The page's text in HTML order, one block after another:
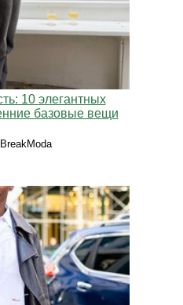
10 элегантных
базовые вещи